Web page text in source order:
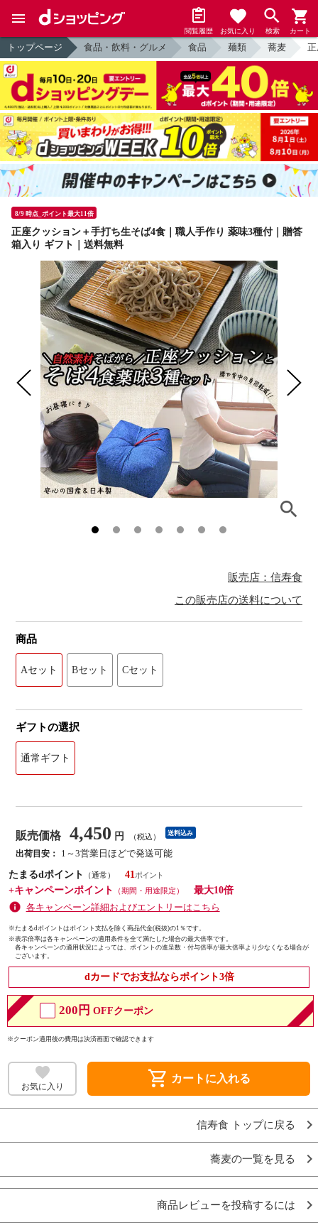
閲覧履歴 お気に入り 検索 カート
トップページ 食品・飲料・グルメ 食品 麺類 蕎麦
8/9 時点_ポイント最大11倍
正座クッション＋手打ち生そば4食｜職人手作り 薬味3種付｜贈答
箱入り ギフト｜送料無料
販売店：信寿食
この販売店の送料について
商品
Aセット Bセット Cセット
ギフトの選択
通常ギフト
販売価格 4,450 円 （税込） 送料込み
出荷目安：
1～3営業日ほどで発送可能
たまるdポイント
（通常）
41
+キャンペーンポイント
（期間・用途限定）
最大10倍
各キャンペーン詳細およびエントリーはこちら
※たまるdポイントはポイント支払を除く商品代金(税抜)の1％です。
※表示倍率は各キャンペーンの適用条件を全て満たした場合の最大倍率です。
各キャンペーンの適用状況によっては、ポイントの進呈数・付与倍率が最大倍率より少なくなる場合が
ございます。
dカードでお支払ならポイント3倍
200円 OFFクーポン
※クーポン適用後の費用は決済画面で確認できます
お気に入り shopping_cart カートに入れる
信寿食 トップに戻る
蕎麦の一覧を見る
商品レビューを投稿するには